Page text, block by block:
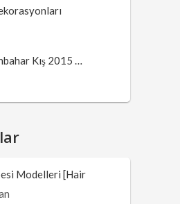
Kış 2015 …
Modelleri [Hair